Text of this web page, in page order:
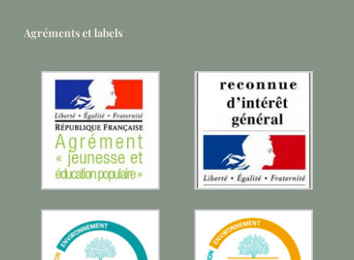
Agréments et labels